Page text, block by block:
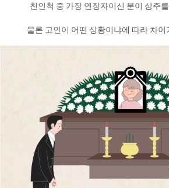
친인척 중 가장 연장자이신 분이 상주
물론 고인이 어떤 상황이냐에 따라 차이